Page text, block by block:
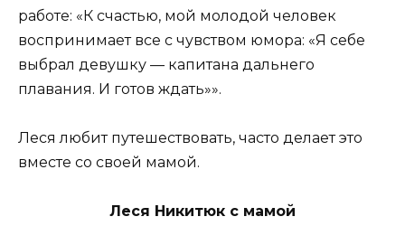
работе: «К счастью, мой молодой человек
воспринимает все с чувством юмора: «Я себе
выбрал девушку — капитана дальнего
плавания. И готов ждать»».
Леся любит путешествовать, часто делает это
вместе со своей мамой.
Леся Никитюк с мамой